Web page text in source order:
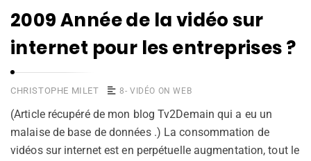
2009 Année de la vidéo sur
internet pour les entreprises ?
CHRISTOPHE MILET 8- VIDÉO ON WEB
(Article récupéré de mon blog Tv2Demain qui a eu un
malaise de base de données .) La consommation de
vidéos sur internet est en perpétuelle augmentation, tout le